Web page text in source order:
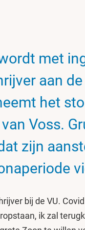
met
aan
het
Voss.
zijn
bij de VU.
ik zal